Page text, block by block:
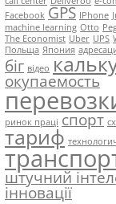
Facebook GPS IPhone
machine learning Otto
The Economist Uber UPS
Польща Япония
біг відео
окупаемость
ринок праці спорт
тариф
штучний
інновації